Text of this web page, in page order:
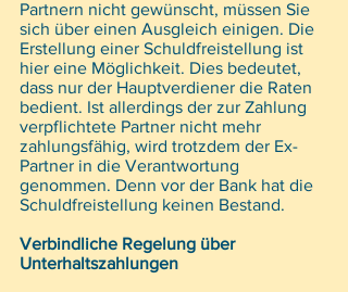
Partnern nicht gewünscht, müssen Sie
sich über einen Ausgleich einigen. Die
Erstellung einer Schuldfreistellung ist
hier eine Möglichkeit. Dies bedeutet,
dass nur der Hauptverdiener die Raten
bedient. Ist allerdings der zur Zahlung
verpflichtete Partner nicht mehr
zahlungsfähig, wird trotzdem der Ex-
Partner in die Verantwortung
genommen. Denn vor der Bank hat die
Schuldfreistellung keinen Bestand.
Verbindliche Regelung über
Unterhaltszahlungen